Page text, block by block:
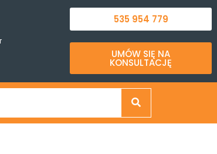
535 954 779
UMÓW SIĘ NA
KONSULTACJĘ